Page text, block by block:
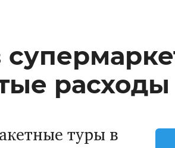
расходы
туры в